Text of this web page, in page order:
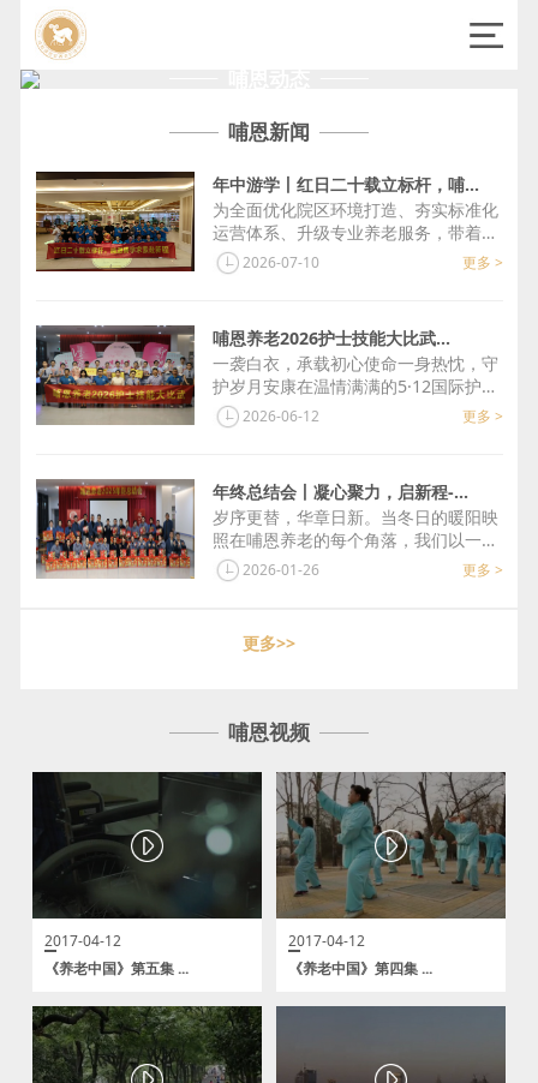
哺恩新闻
年中游学丨红日二十载立标杆，哺...
为全面优化院区环境打造、夯实标准化
运营体系、升级专业养老服务，带着环
境软装管理、服务标准化落地、一线现
场管控、专业照护体...
2026-07-10 更多 >
哺恩养老2026护士技能大比武...
一袭白衣，承载初心使命一身热忱，守
护岁月安康在温情满满的5·12国际护士
节，为传承南丁格尔精神，夯实养老护
士专业技能，锤...
2026-06-12 更多 >
年终总结会丨凝心聚力，启新程-...
岁序更替，华章日新。当冬日的暖阳映
照在哺恩养老的每个角落，我们以一场
为期五天的年度总结汇报，为2025年
的耕耘画上圆满句...
2026-01-26 更多 >
更多>>
哺恩视频
2017-04-12
《养老中国》第五集 ...
2017-04-12
《养老中国》第四集 ...